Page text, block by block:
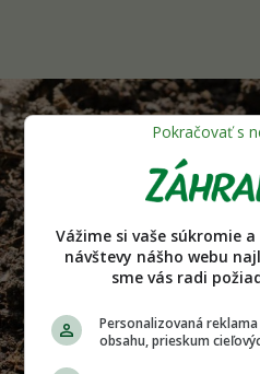
Vážime si vaše súkromie
návštevy nášho webu
sme vás radi
Personalizovaná
obsahu, prieskum